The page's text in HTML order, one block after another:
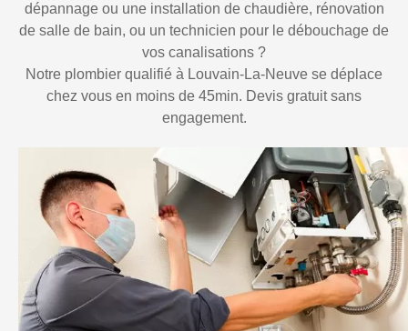
dépannage ou une installation de chaudière, rénovation
de salle de bain, ou un technicien pour le débouchage de
vos canalisations ?
Notre plombier qualifié à Louvain-La-Neuve se déplace
chez vous en moins de 45min. Devis gratuit sans
engagement.